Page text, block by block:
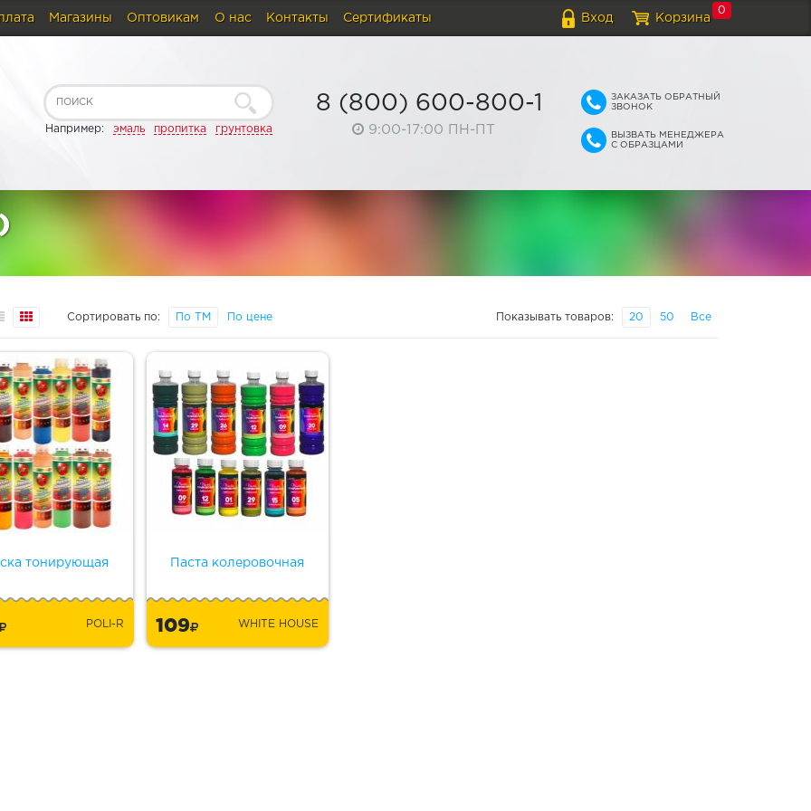
Вход Корзина
0
Магазины Оптовикам О нас Контакты Сертификаты
Например: эмаль пропитка грунтовка
8 (800) 600-800-1
9:00-17:00 ПН-ПТ
ЗАКАЗАТЬ ОБРАТНЫЙ
ЗВОНОК
ВЫЗВАТЬ МЕНЕДЖЕРА
С ОБРАЗЦАМИ
Сортировать по: По ТМ По цене Показывать товаров: 20 50 Все
тонирующая
POLI-R
Паста колеровочная
109 WHITE HOUSE